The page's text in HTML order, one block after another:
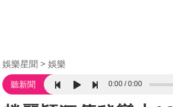
娛樂星聞 娛樂
聽新聞 0:00 0:00